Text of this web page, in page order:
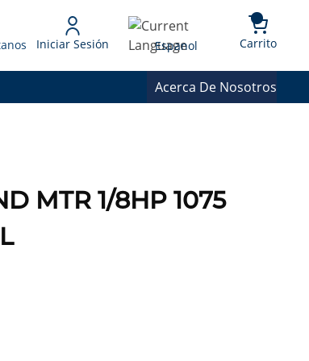
Iniciar Sesión Language
Espanol Carrito{0}
Acerca De Nosotros
MTR 1/8HP 1075